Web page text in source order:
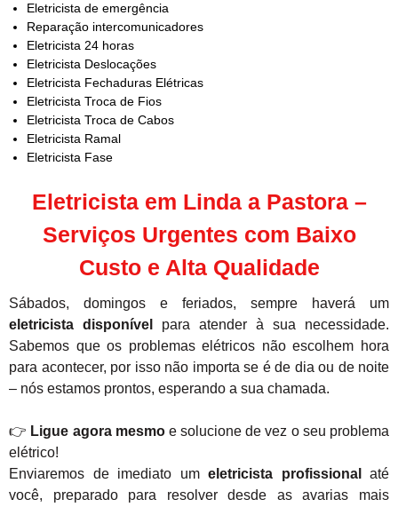
Eletricista de emergência
Reparação intercomunicadores
Eletricista 24 horas
Eletricista Deslocações
Eletricista Fechaduras Elétricas
Eletricista Troca de Fios
Eletricista Troca de Cabos
Eletricista Ramal
Eletricista Fase
Eletricista em Linda a Pastora –
Serviços Urgentes com Baixo
Custo e Alta Qualidade
Sábados, domingos e feriados, sempre haverá um
eletricista disponível
para atender à sua necessidade.
Sabemos que os problemas elétricos não escolhem hora
para acontecer, por isso não importa se é de dia ou de noite
– nós estamos prontos, esperando a sua chamada.
👉 Ligue agora mesmoe solucione de vez o seu problema
elétrico!
Enviaremos de imediato um eletricista profissional
até
você, preparado para resolver desde as avarias mais